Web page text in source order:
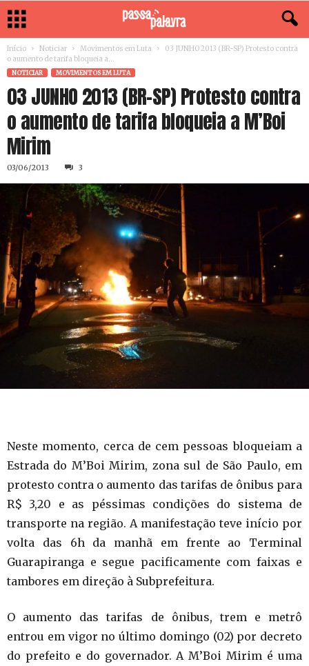
Início Noticiar Movimentos em Luta
03 JUNHO 2013 (BR-SP) Protesto contra
o aumento de tarifa bloqueia a...
NOTICIAR MOVIMENTOS EM LUTA
03 JUNHO 2013 (BR-SP) Protesto contra
o aumento de tarifa bloqueia a M’Boi
Mirim
03/06/2013 3
Neste momento, cerca de cem pessoas bloqueiam a
Estrada do M’Boi Mirim, zona sul de São Paulo, em
protesto contra o aumento das tarifas de ônibus para
R$ 3,20 e as péssimas condições do sistema de
transporte na região. A manifestação teve início por
volta das 6h da manhã em frente ao Terminal
Guarapiranga e segue pacificamente com faixas e
tambores em direção à Subprefeitura.
O aumento das tarifas de ônibus, trem e metrô
entrou em vigor no último domingo (02) por decreto
do prefeito e do governador. A M’Boi Mirim é uma